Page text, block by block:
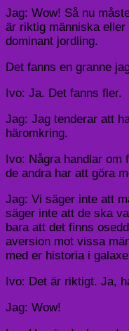
Jag: Wow! Så nu
är riktig människa
dominant jordling.
Det fanns en granne
Ivo: Ja. Det fanns fler.
Jag: Jag tenderar att
häromkring.
Ivo: Några handlar om
de andra har att göra
Jag: Vi säger inte att
säger inte att de ska
bara att det finns
aversion mot vissa
med er historia i
Ivo: Det är riktigt. Ja,
Jag: Wow!